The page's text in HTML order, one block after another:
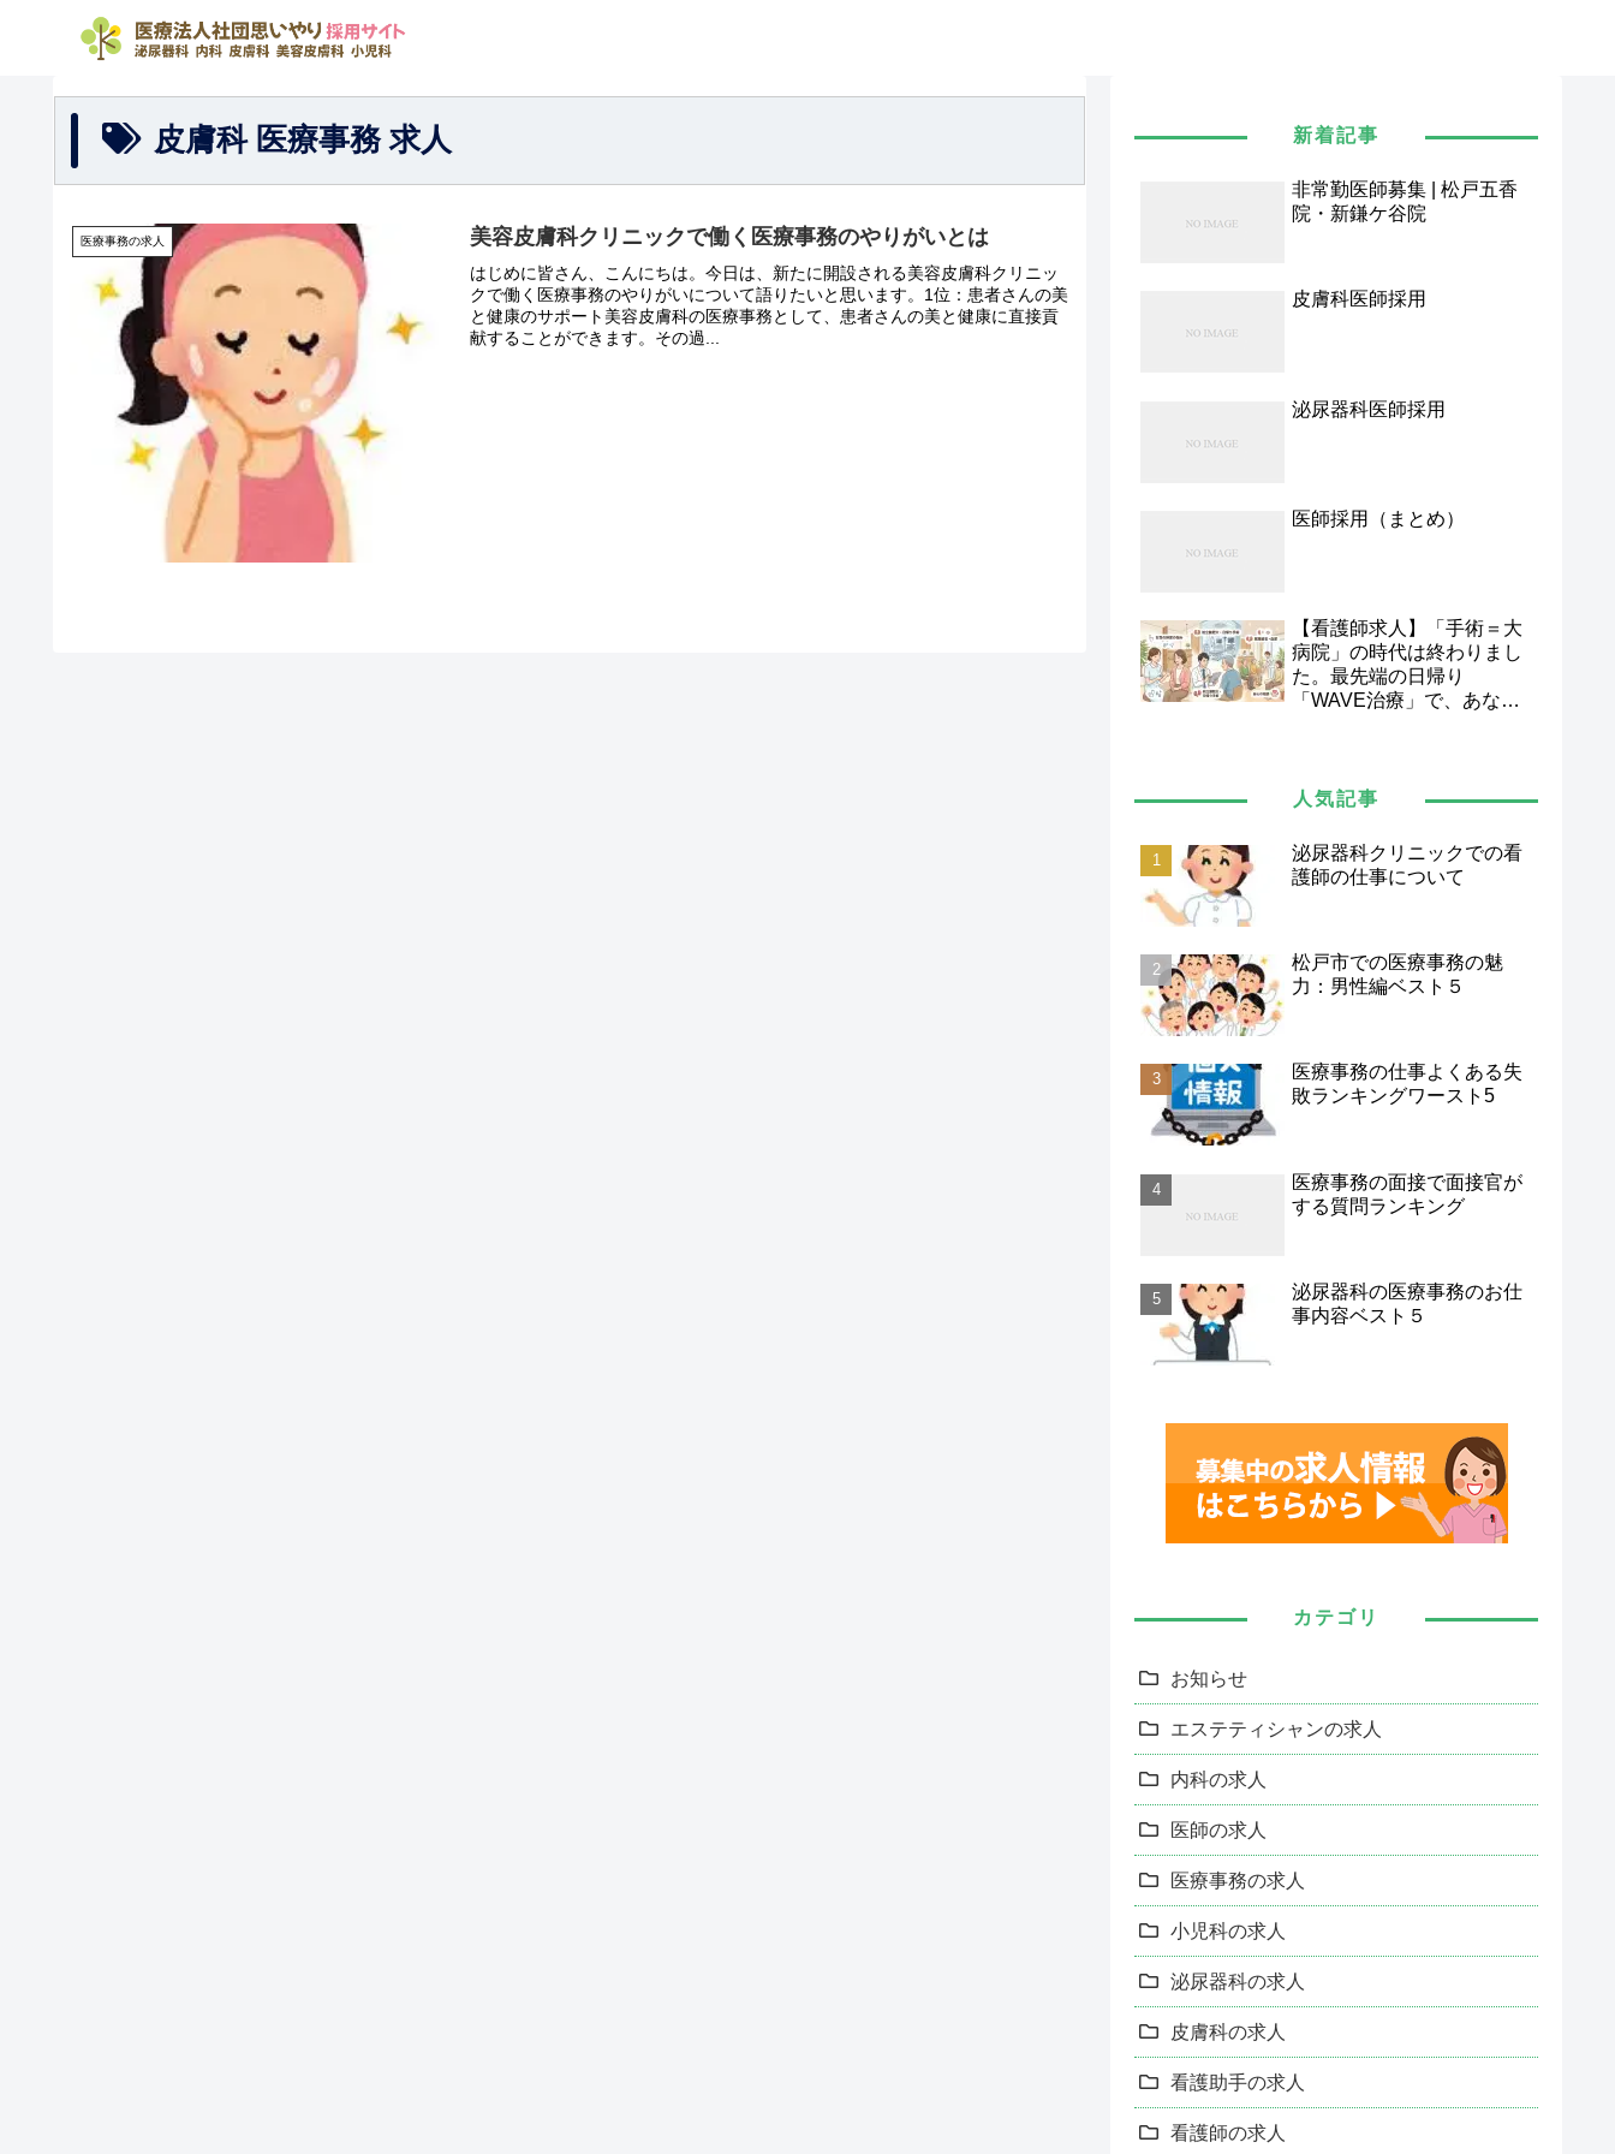
皮膚科 医療事務 求人
医療事務の求人 美容皮膚科クリニックで働く医療事務のやりがいとは
はじめに皆さん、こんにちは。今日は、新たに開設される美容皮膚科クリニッ
クで働く医療事務のやりがいについて語りたいと思います。1位：患者さんの美
と健康のサポート美容皮膚科の医療事務として、患者さんの美と健康に直接貢
献することができます。その過...
新着記事
非常勤医師募集 | 松戸五香
院・新鎌ケ谷院
皮膚科医師採用
泌尿器科医師採用
医師採用（まとめ）
【看護師求人】「手術＝大
病院」の時代は終わりまし
た。最先端の日帰り
「WAVE治療」で、あなた
人気記事
泌尿器科クリニックでの看
護師の仕事について
松戸市での医療事務の魅
力：男性編ベスト５
医療事務の仕事よくある失
敗ランキングワースト5
医療事務の面接で面接官が
する質問ランキング
泌尿器科の医療事務のお仕
事内容ベスト５
カテゴリ
お知らせ
エステティシャンの求人
内科の求人
医師の求人
医療事務の求人
小児科の求人
泌尿器科の求人
皮膚科の求人
看護助手の求人
看護師の求人